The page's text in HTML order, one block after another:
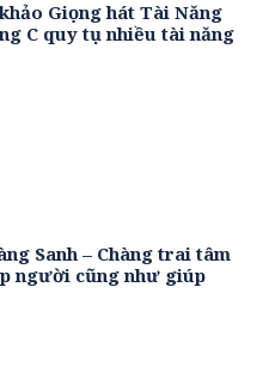
Giọng hát Tài Năng
C quy tụ nhiều tài năng
Sanh – Chàng trai tâm
người cũng như giúp